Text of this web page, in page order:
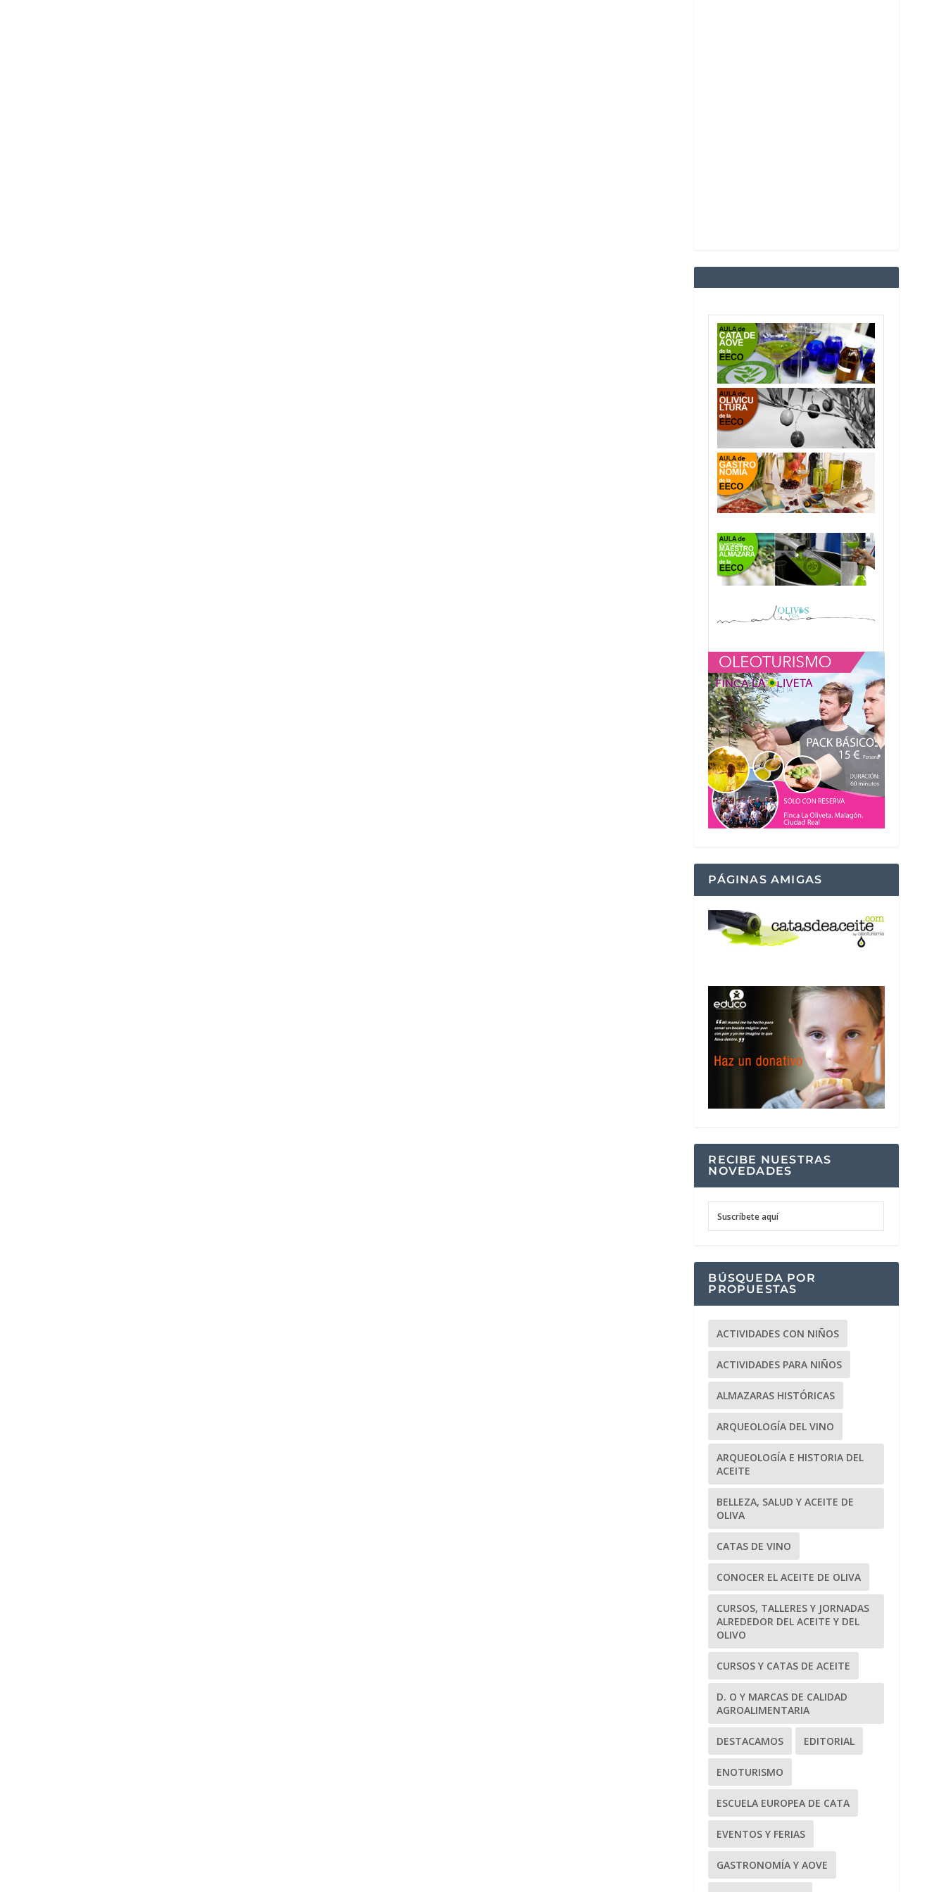
PÁGINAS AMIGAS
RECIBE NUESTRAS
NOVEDADES
Suscríbete aquí
BÚSQUEDA POR
PROPUESTAS
ACTIVIDADES CON NIÑOS
ACTIVIDADES PARA NIÑOS
ALMAZARAS HISTÓRICAS
ARQUEOLOGÍA DEL VINO
ARQUEOLOGÍA E HISTORIA DEL
ACEITE
BELLEZA, SALUD Y ACEITE DE
OLIVA
CATAS DE VINO
CONOCER EL ACEITE DE OLIVA
CURSOS, TALLERES Y JORNADAS
ALREDEDOR DEL ACEITE Y DEL
OLIVO
CURSOS Y CATAS DE ACEITE
D. O Y MARCAS DE CALIDAD
AGROALIMENTARIA
DESTACAMOS EDITORIAL
ENOTURISMO
ESCUELA EUROPEA DE CATA
EVENTOS Y FERIAS
GASTRONOMÍA Y AOVE